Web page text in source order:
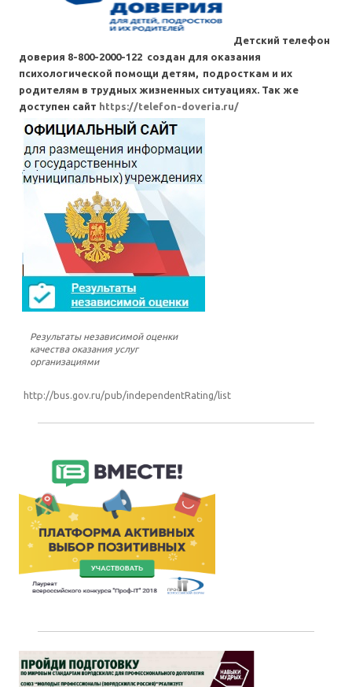
Детский телефон
доверия 8-800-2000-122 создан для оказания
психологической помощи детям, подросткам и их
родителям в трудных жизненных ситуациях. Так же
доступен сайт https://telefon-doveria.ru/
Результаты независимой оценки
качества оказания услуг
организациями
http://bus.gov.ru/pub/independentRating/list